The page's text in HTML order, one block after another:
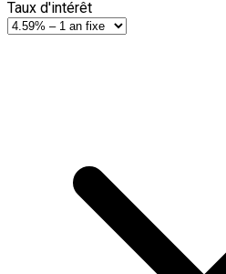
Taux d'intérêt